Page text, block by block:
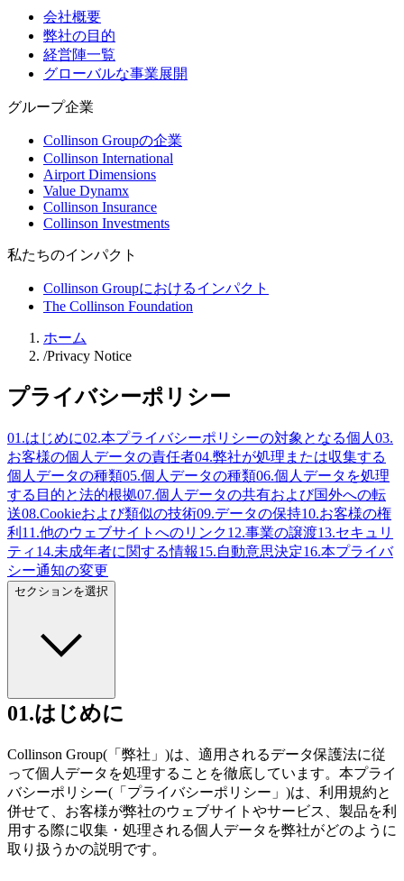
会社概要
弊社の目的
経営陣一覧
グローバルな事業展開
グループ企業
Collinson Groupの企業
Collinson International
Airport Dimensions
Value Dynamx
Collinson Insurance
Collinson Investments
私たちのインパクト
Collinson Groupにおけるインパクト
The Collinson Foundation
ホーム
/Privacy Notice
プライバシーポリシー
01 .はじめに02.本プライバシーポリシーの対象となる個人 03.
お客様の個人データの責任者04.弊社が処理または収集する
個人データの種類05.個人データの種類06.個人データを処理
する目的と法的根拠07.個人データの共有および国外への転
送08.Cookieおよび類似の技術09.データの保持10.お客様の権
利 11 .他のウェブサイトへのリンク12.事業の譲渡13.セキュリ
ティ 14.未成年者に関する情報15.自動意思決定16.本プライバ
シー通知の変更
セクションを選択
01.はじめに
Collinson Group(「弊社」)は、適用されるデータ保護法に従
って個人データを処理することを徹底しています。本プライ
バシーポリシー(「プライバシーポリシー」)は、利用規約と
併せて、お客様が弊社のウェブサイトやサービス、製品を利
用する際に収集・処理される個人データを弊社がどのように
取り扱うかの説明です。